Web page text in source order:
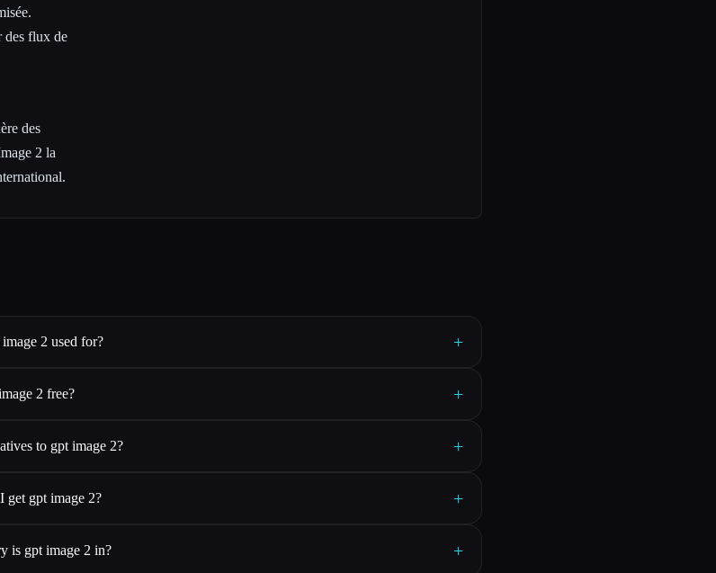
des flux de
des
2 la
2 used for? +
2 free? +
to gpt image 2? +
get gpt image 2? +
is gpt image 2 in? +